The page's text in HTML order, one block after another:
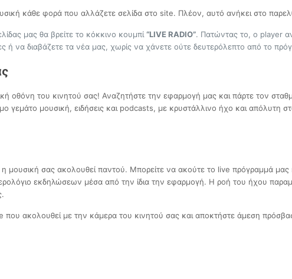
κάθε φορά που αλλάζετε σελίδα στο site. Πλέον, αυτό ανήκει στο
μας θα βρείτε το κόκκινο κουμπί“LIVE RADIO”. Πατώντας το, ο player
ή να διαβάζετε τα νέα μας, χωρίς να χάνετε ούτε δευτερόλεπτο από το
οθόνη του κινητού σας! Αναζητήστε την εφαρμογή μας και πάρτε τον
μουσική, ειδήσεις και podcasts, με κρυστάλλινο ήχο και απόλυτη
μουσική σας ακολουθεί παντού. Μπορείτε να ακούτε το live πρόγραμμά μας
εκδηλώσεων μέσα από την ίδια την εφαρμογή. Η ροή του ήχου
που ακολουθεί με την κάμερα του κινητού σας και αποκτήστε άμεση